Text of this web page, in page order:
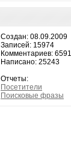
Создан: 08.09.2009
Записей: 15974
Комментариев: 6591
Написано: 25243
Отчеты:
Посетители
Поисковые фразы